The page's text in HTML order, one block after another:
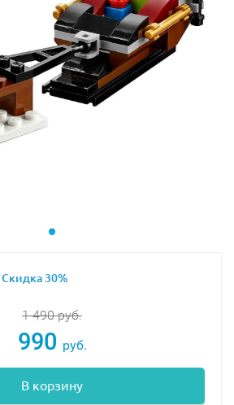
1 490руб.
990 руб.
В корзину
Скидка 30%